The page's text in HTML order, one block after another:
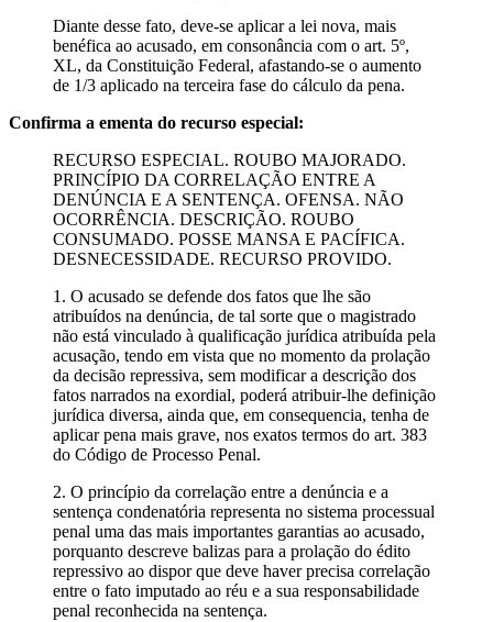
Diante desse fato, deve-se aplicar a lei nova, mais
benéfica ao acusado, em consonância com o art. 5º,
XL, da Constituição Federal, afastando-se o aumento
de 1/3 aplicado na terceira fase do cálculo da pena.
Confirma a ementa do recurso especial:
RECURSO ESPECIAL. ROUBO MAJORADO.
PRINCÍPIO DA CORRELAÇÃO ENTRE A
DENÚNCIA E A SENTENÇA. OFENSA. NÃO
OCORRÊNCIA. DESCRIÇÃO. ROUBO
CONSUMADO. POSSE MANSA E PACÍFICA.
DESNECESSIDADE. RECURSO PROVIDO.
1. O acusado se defende dos fatos que lhe são
atribuídos na denúncia, de tal sorte que o magistrado
não está vinculado à qualificação jurídica atribuída pela
acusação, tendo em vista que no momento da prolação
da decisão repressiva, sem modificar a descrição dos
fatos narrados na exordial, poderá atribuir-lhe definição
jurídica diversa, ainda que, em consequencia, tenha de
aplicar pena mais grave, nos exatos termos do art. 383
do Código de Processo Penal.
2. O princípio da correlação entre a denúncia e a
sentença condenatória representa no sistema processual
penal uma das mais importantes garantias ao acusado,
porquanto descreve balizas para a prolação do édito
repressivo ao dispor que deve haver precisa correlação
entre o fato imputado ao réu e a sua responsabilidade
penal reconhecida na sentença.